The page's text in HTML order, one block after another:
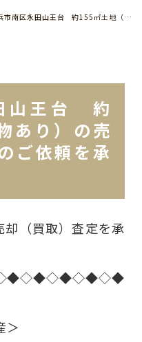
横浜市南区永田山王台 約155㎡土地（建物あり）の売却（買取）査定のご依頼を承りました
山王台 約
あり）の売
ご依頼を承
（買取）査定を承
＞